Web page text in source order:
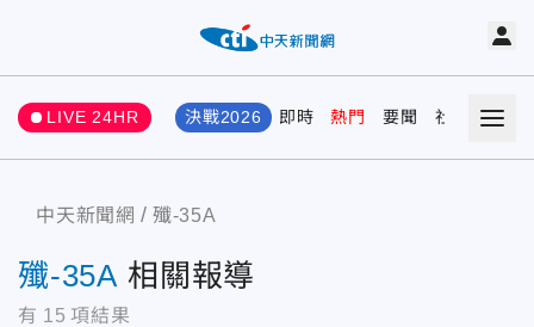
LIVE 24HR 決戰2026 即時 熱門 要聞 社會 娛樂
中天新聞網 殲-35A
殲-35A 相關報導
有 15 項結果